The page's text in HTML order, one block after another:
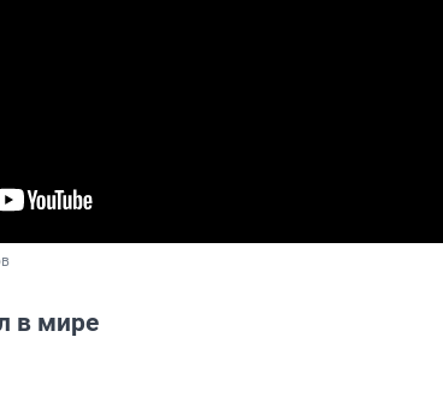
в мире